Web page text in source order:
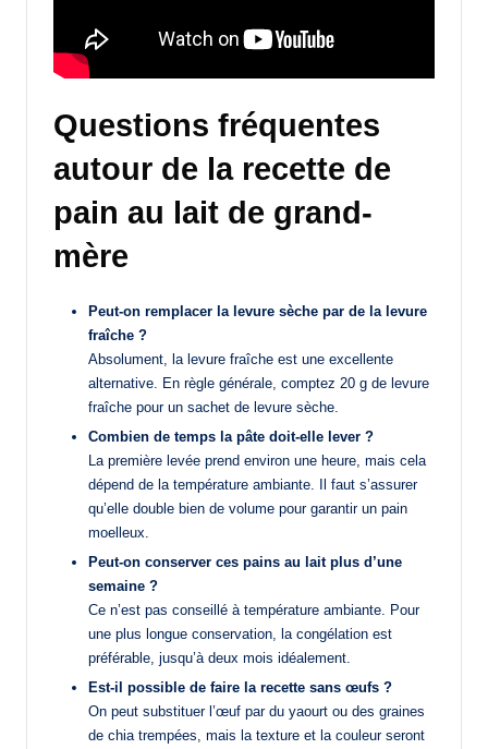
Questions fréquentes
autour de la recette de
pain au lait de grand-
mère
Peut-on remplacer la levure sèche par de la levure
fraîche ?
Absolument, la levure fraîche est une excellente
alternative. En règle générale, comptez 20 g de levure
fraîche pour un sachet de levure sèche.
Combien de temps la pâte doit-elle lever ?
La première levée prend environ une heure, mais cela
dépend de la température ambiante. Il faut s’assurer
qu’elle double bien de volume pour garantir un pain
moelleux.
Peut-on conserver ces pains au lait plus d’une
semaine ?
Ce n’est pas conseillé à température ambiante. Pour
une plus longue conservation, la congélation est
préférable, jusqu’à deux mois idéalement.
Est-il possible de faire la recette sans œufs ?
On peut substituer l’œuf par du yaourt ou des graines
de chia trempées, mais la texture et la couleur seront